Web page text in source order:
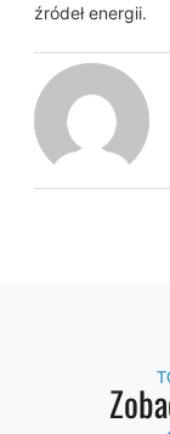
źródeł energii.